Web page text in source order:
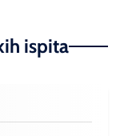
ispita